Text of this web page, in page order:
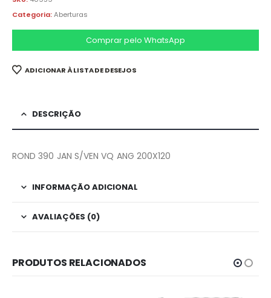
Categoria:Aberturas
Comprar pelo WhatsApp
ADICIONAR À LISTA DE DESEJOS
DESCRIÇÃO
ROND 390 JAN S/VEN VQ ANG 200X120
INFORMAÇÃO ADICIONAL
AVALIAÇÕES (0)
PRODUTOS RELACIONADOS